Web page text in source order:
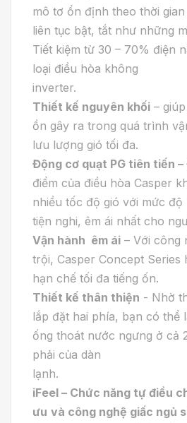
mô tơ ổn định theo thời
liên tục bật, tắt như những
Tiết kiệm từ 30 – 70% điện
loại điều hòa không
Thiết kế nguyên khối –
ồn gây ra trong quá trình
lưu lượng gió tối đa.
Động cơ quạt PG tiên tiến –
điểm của điều hòa Casper
nhiều tốc độ gió với mức độ
tiện nghi, êm ái nhất cho
Vận hành êm ái – Với công
trội, Casper Concept Series
hạn chế tối đa tiếng ốn.
Thiết kế thân thiện - Nhờ
lắp đặt hai phía, bạn có thể
ống thoát nước ngưng ở cả
phải của dàn
iFeel – Chức năng tự điều
ưu và công nghệ giấc ngủ